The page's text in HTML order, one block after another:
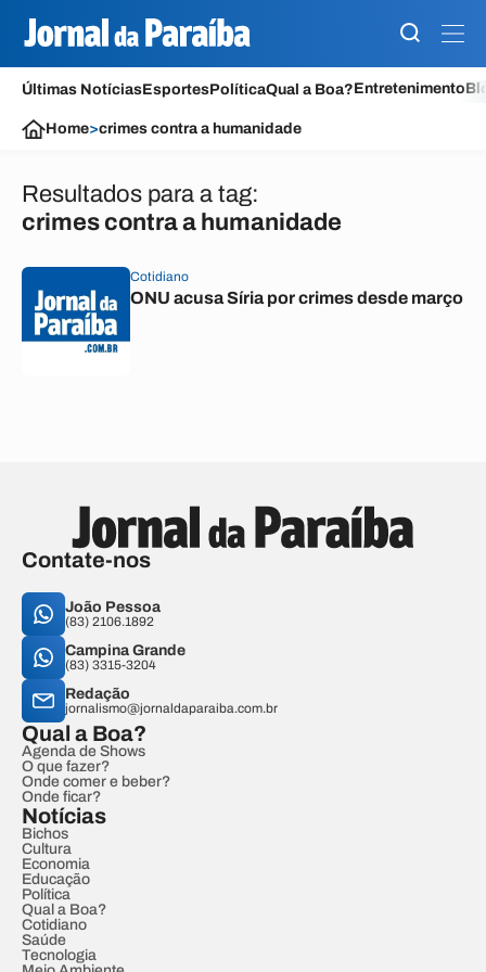
Últimas NotíciasEsportesPolíticaQual a Boa?Entretenimento
Home>crimes contra a humanidade
Resultados para a tag:
crimes contra a humanidade
Cotidiano
ONU acusa Síria por crimes desde março
Contate-nos
João Pessoa
(83) 2106.1892
Campina Grande
(83) 3315-3204
Redação
jornalismo@jornaldaparaiba.com.br
Qual a Boa?
Agenda de Shows
O que fazer?
Onde comer e beber?
Onde ficar?
Notícias
Bichos
Cultura
Economia
Educação
Política
Qual a Boa?
Cotidiano
Saúde
Tecnologia